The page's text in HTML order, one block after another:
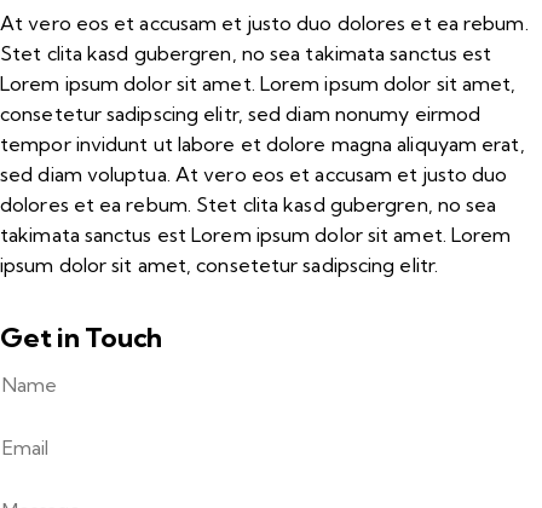
At vero eos et accusam et justo duo dolores et ea rebum.
Stet clita kasd gubergren, no sea takimata sanctus est
Lorem ipsum dolor sit amet. Lorem ipsum dolor sit amet,
consetetur sadipscing elitr, sed diam nonumy eirmod
tempor invidunt ut labore et dolore magna aliquyam erat,
sed diam voluptua. At vero eos et accusam et justo duo
dolores et ea rebum. Stet clita kasd gubergren, no sea
takimata sanctus est Lorem ipsum dolor sit amet. Lorem
ipsum dolor sit amet, consetetur sadipscing elitr.
Get in Touch